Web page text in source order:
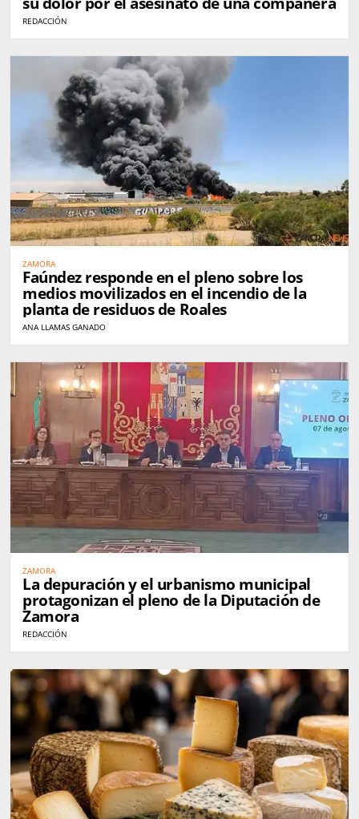
REDACCIÓN
ZAMORA
Faúndez responde en el pleno sobre los
medios movilizados en el incendio de la
planta de residuos de Roales
ANA LLAMAS GANADO
ZAMORA
La depuración y el urbanismo municipal
protagonizan el pleno de la Diputación de
Zamora
REDACCIÓN